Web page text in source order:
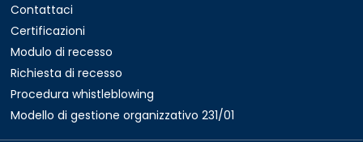
Contattaci
Certificazioni
Modulo di recesso
Richiesta di recesso
Procedura whistleblowing
Modello di gestione organizzativo 231/01